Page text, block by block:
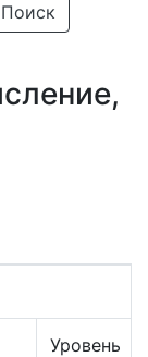
Поиск
Уровень